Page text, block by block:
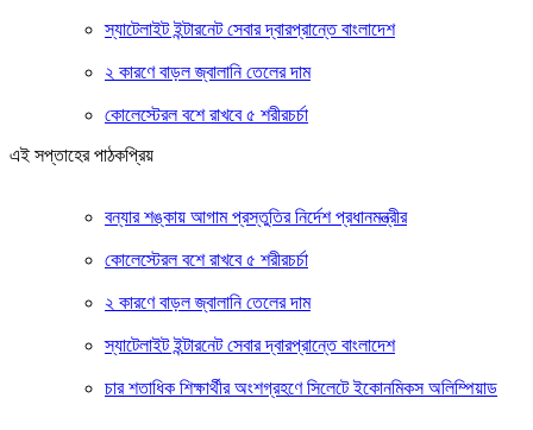
স্যাটেলাইট ইন্টারনেট সেবার দ্বারপ্রান্তে বাংলাদেশ
২ কারণে বাড়ল জ্বালানি তেলের দাম
কোলেস্টেরল বশে রাখবে ৫ শরীরচর্চা
এই সপ্তাহের পাঠকপ্রিয়
বন্যার শঙ্কায় আগাম প্রস্তুতির নির্দেশ প্রধানমন্ত্রীর
কোলেস্টেরল বশে রাখবে ৫ শরীরচর্চা
২ কারণে বাড়ল জ্বালানি তেলের দাম
স্যাটেলাইট ইন্টারনেট সেবার দ্বারপ্রান্তে বাংলাদেশ
চার শতাধিক শিক্ষার্থীর অংশগ্রহণে সিলেটে ইকোনমিকস অলিম্পিয়াড